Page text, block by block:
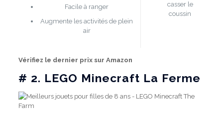
Facile à ranger
Augmente les activités de plein
air
casser le
coussin
Vérifiez le dernier prix sur Amazon
# 2. LEGO Minecraft La Ferme